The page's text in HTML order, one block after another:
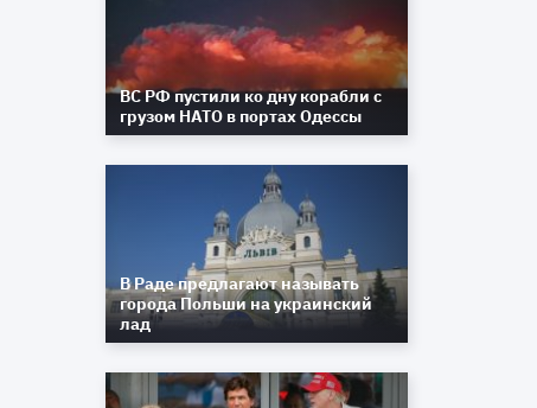
ВС РФ пустили ко дну корабли с
грузом НАТО в портах Одессы
В Раде предлагают называть
города Польши на украинский
лад